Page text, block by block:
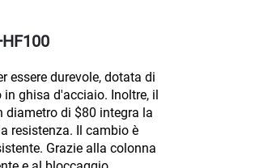
essere durevole, dotata di
ghisa d'acciaio. Inoltre, il
di $80 integra la
resistenza. Il cambio è
Grazie alla colonna